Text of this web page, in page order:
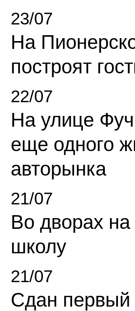
23/07
На
построят
22/07
На улице
еще одного
авторынка
21/07
Во дворах
школу
21/07
Сдан первый